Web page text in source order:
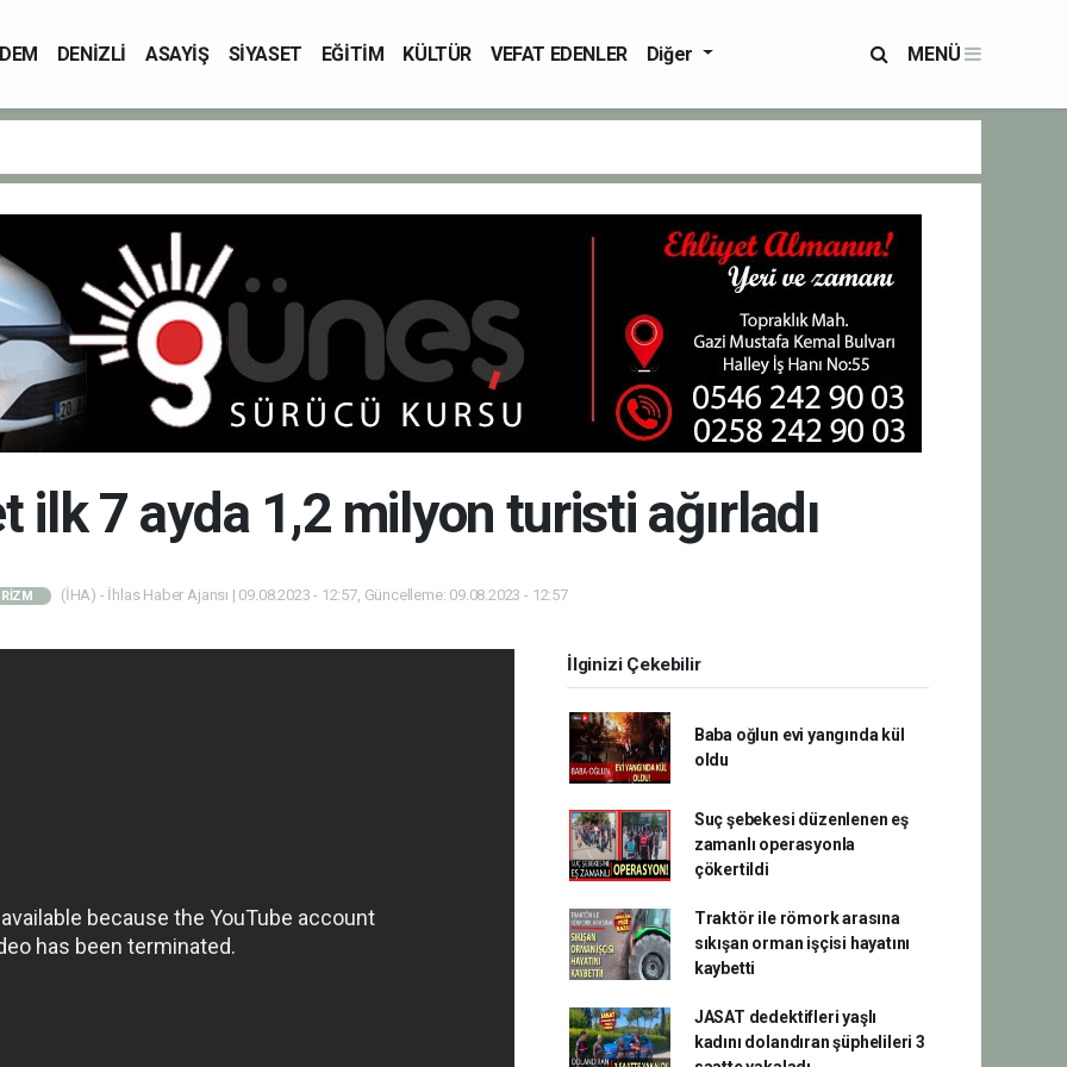
DENİZLİ ASAYİŞ SİYASET EĞİTİM KÜLTÜR VEFAT EDENLER Diğer MENÜ
ilk 7 ayda 1,2 milyon turisti ağırladı
(İHA) - İhlas Haber Ajansı | 09.08.2023 - 12:57, Güncelleme: 09.08.2023 - 12:57
İlginizi Çekebilir
Baba oğlun evi yangında kül
oldu
Suç şebekesi düzenlenen eş
zamanlı operasyonla
çökertildi
Traktör ile römork arasına
sıkışan orman işçisi hayatını
kaybetti
JASAT dedektifleri yaşlı
kadını dolandıran şüphelileri 3